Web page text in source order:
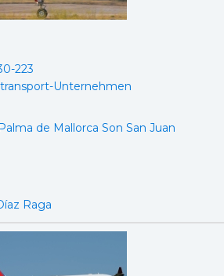
223
Unternehmen
de Mallorca Son San Juan
Raga